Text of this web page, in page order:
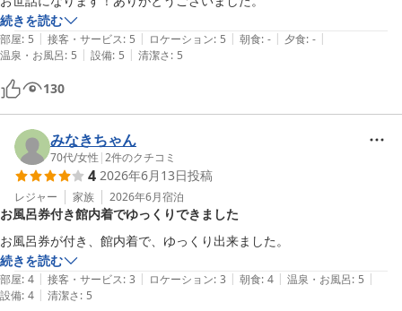
続きを読む
部屋: 5 | 接客・サービス: 5 | ロケーション: 5 | 朝食: - | 夕食: - |
温泉・お風呂: 5 | 設備: 5 | 清潔さ: 5
130
みなきちゃん
70代/女性 |2件のクチコミ
4 2026年6月13日投稿
レジャー 家族 2026年6月宿泊
お風呂券付き館内着でゆっくりできました
お風呂券が付き、館内着で、ゆっくり出来ました。
続きを読む
部屋: 4 | 接客・サービス: 3 | ロケーション: 3 | 朝食: 4 | 温泉・お風呂: 5 |
設備: 4 | 清潔さ: 5